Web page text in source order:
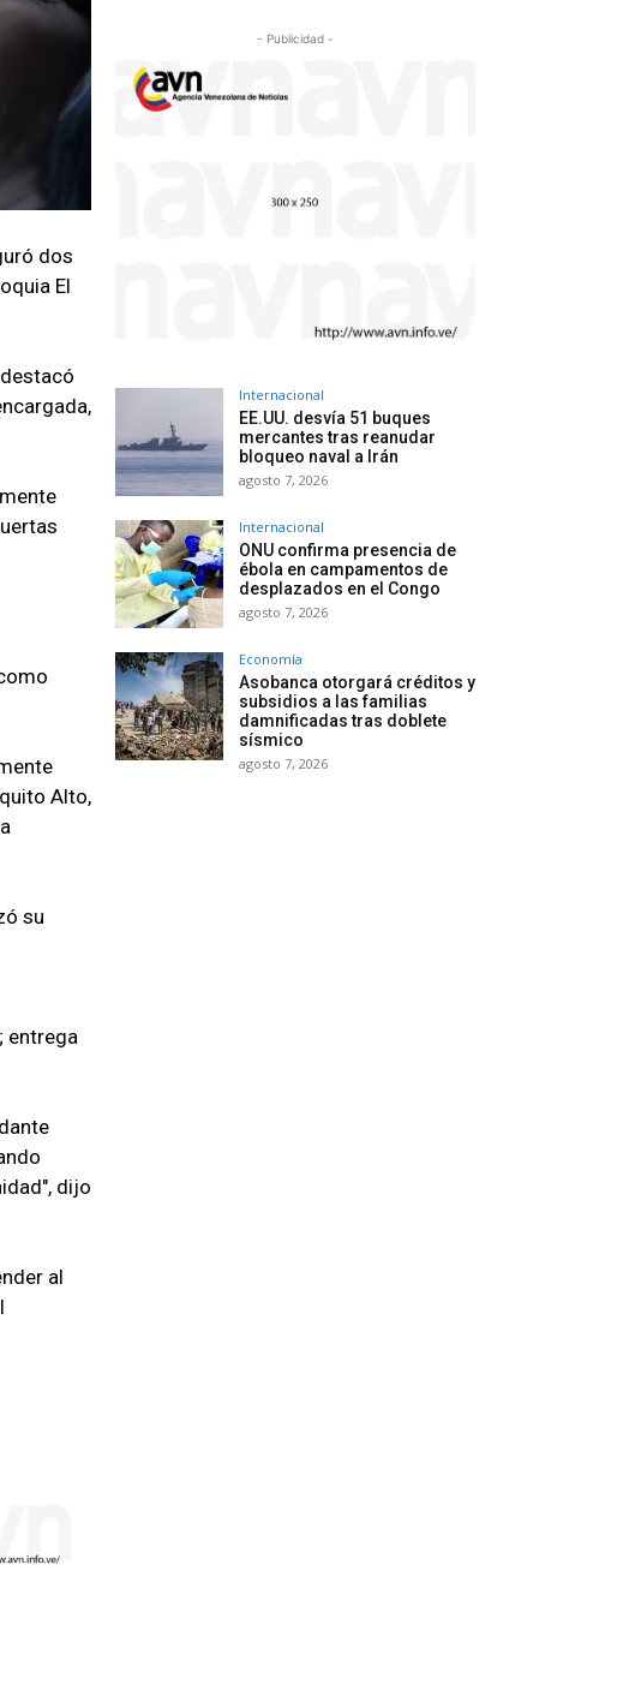
dos
El
Alto,
su
entrega
dijo
al
- Publicidad -
Internacional
EE.UU. desvía 51 buques
mercantes tras reanudar
bloqueo naval a Irán
agosto 7, 2026
Internacional
ONU confirma presencia de
ébola en campamentos de
desplazados en el Congo
agosto 7, 2026
Economía
Asobanca otorgará créditos y
subsidios a las familias
damnificadas tras doblete
sísmico
agosto 7, 2026